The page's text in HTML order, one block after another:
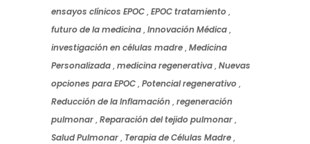
ensayos clínicos EPOC,EPOC tratamiento,
futuro de la medicina,Innovación Médica,
investigación en células madre,Medicina
Personalizada,medicina regenerativa,Nuevas
opciones para EPOC,Potencial regenerativo,
Reducción de la Inflamación,regeneración
pulmonar,Reparación del tejido pulmonar,
Salud Pulmonar, Terapia de Células Madre,